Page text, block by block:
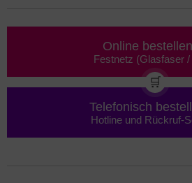
Online
Festnetz (Glasfaser /
🛒
Telefonisch
Hotline und Rückruf-